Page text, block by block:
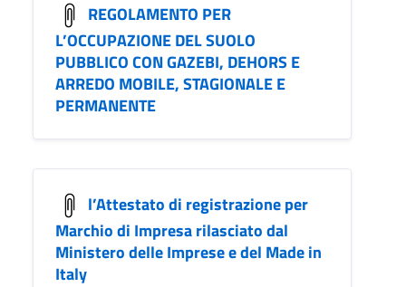
REGOLAMENTO PER
L’OCCUPAZIONE DEL SUOLO
PUBBLICO CON GAZEBI, DEHORS E
ARREDO MOBILE, STAGIONALE E
PERMANENTE
l’Attestato di registrazione per
Marchio di Impresa rilasciato dal
Ministero delle Imprese e del Made in
Italy